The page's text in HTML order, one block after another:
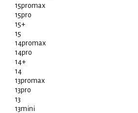
15promax
15pro
15+
15
14promax
14pro
14+
14
13promax
13pro
13
13mini